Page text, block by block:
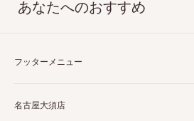
あなたへのおすすめ
フッターメニュー
特定商取引法表示
名古屋大須店